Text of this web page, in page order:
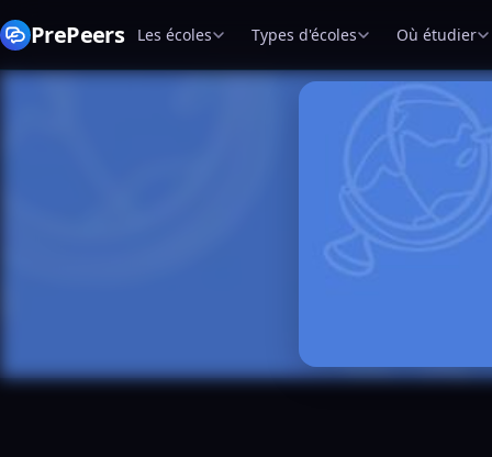
PrePeers Les écoles Types d'écoles Où étudier